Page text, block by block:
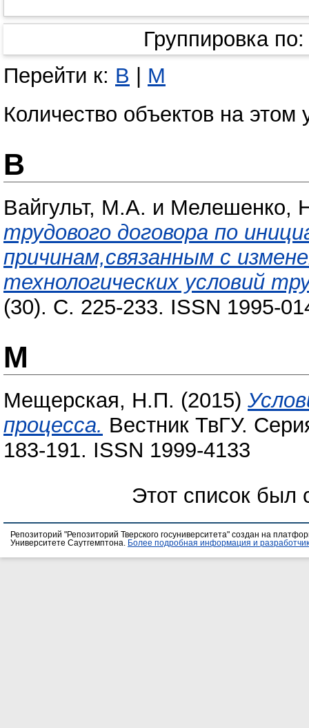
Группировка
Перейти к: В | М
Количество объектов на этом
В
Вайгульт, М.А. и Мелешенко,
трудового договора по
причинам,связанным с
технологических условий
(30). С. 225-233. ISSN 1995-
М
Мещерская, Н.П. (2015)
процесса. Вестник ТвГУ.
183-191. ISSN 1999-4133
Этот список был
Репозиторий "Репозиторий Тверского госуниверситета" создан на
Университете Саутгемптона.
Более подробная информация и